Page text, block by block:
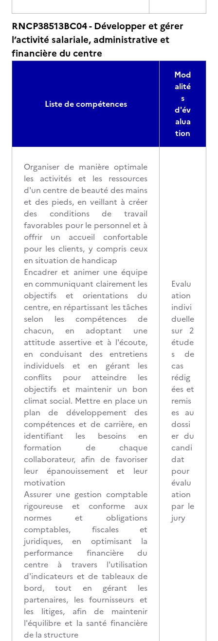
RNCP38513BC04 - Développer et gérer
l’activité salariale, administrative et
financière du centre
Liste de compétences
Mod
alité
s
d'év
alua
tion
Organiser de manière optimale
les activités et les ressources
d'un centre de beauté des mains
et des pieds, en veillant à créer
des conditions de travail
favorables pour le personnel et à
offrir un accueil confortable
pour les clients, y compris ceux
en situation de handicap
Encadrer et animer une équipe
en communiquant clairement les
objectifs et orientations du
centre, en répartissant les tâches
selon les compétences de
chacun, en adoptant une
attitude assertive et à l'écoute,
en conduisant des entretiens
individuels et en gérant les
conflits pour atteindre les
objectifs et maintenir un bon
climat social. Mettre en place un
plan de développement des
compétences et de carrière, en
identifiant les besoins en
formation de chaque
collaborateur, afin de favoriser
leur épanouissement et leur
motivation
Assurer une gestion comptable
rigoureuse et conforme aux
normes et obligations
comptables, fiscales et
juridiques, en optimisant la
performance financière du
centre à travers l'utilisation
d'indicateurs et de tableaux de
bord, tout en gérant les
partenaires, les fournisseurs et
les litiges, afin de maintenir
l'équilibre et la santé financière
de la structure
Evalu
ation
indivi
duelle
sur 2
étude
s de
cas
rédig
ées et
remis
es au
dossi
er du
candi
dat
pour
évalu
ation
par le
jury